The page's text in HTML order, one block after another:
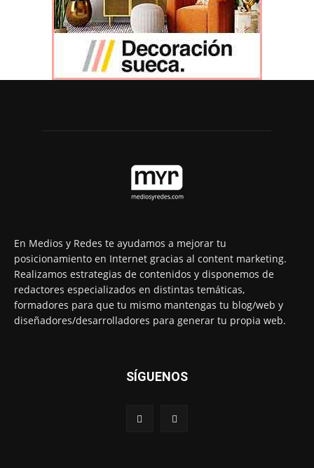
En Medios y Redes te ayudamos a mejorar tu
posicionamiento en Internet gracias al content marketing.
Realizamos estrategias de contenidos y disponemos de
redactores especializados en distintas temáticas,
formadores para que tu mismo mantengas tu blog/web y
diseñadores/desarrolladores para generar tu propia web.
SÍGUENOS